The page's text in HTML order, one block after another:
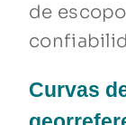
de
Curvas